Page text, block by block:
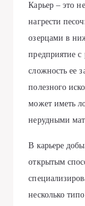
Карьер – это
нагрести
озерцами в
предприятие
сложность ее
полезного
может иметь
нерудными
В карьере
открытым
несколько